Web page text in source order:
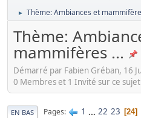
► Thème: Ambiances et
Thème:
mammifères ...
Démarré par Fabien Gréban, 16
0 Membres et 1 Invité sur ce sujet
EN BAS Pages 1 ... 22 23 24